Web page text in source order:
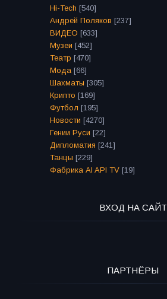
Hi-Tech [540]
Андрей Поляков [237]
ВИДЕО [633]
Музеи [452]
Театр [470]
Мода [66]
Шахматы [305]
Крипто [169]
Футбол [195]
Новости [4270]
Гении Руси [22]
Дипломатия [241]
Танцы [229]
Фабрика AI API TV [19]
ВХОД НА САЙТ
ПАРТНЁРЫ